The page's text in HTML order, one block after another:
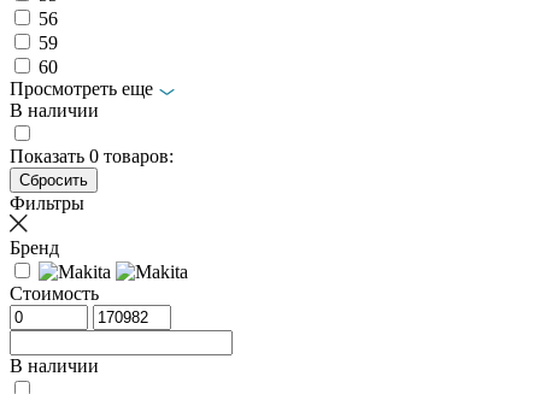
56
59
60
Просмотреть еще
В наличии
Показать 0 товаров:
Фильтры
Бренд
Стоимость
В наличии